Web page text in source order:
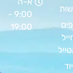
9:00 -
19:00